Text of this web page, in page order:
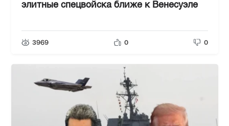
элитные спецвойска ближе к Венесуэле
3969 0 0